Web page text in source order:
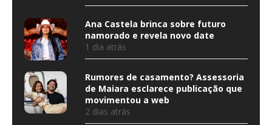
Ana Castela brinca sobre futuro
namorado e revela novo date
1 dia atrás
Rumores de casamento? Assessoria
de Maiara esclarece publicação que
movimentou a web
2 dias atrás